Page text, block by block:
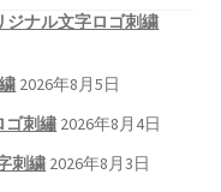
ジナル文字ロゴ刺繍
2026年8月5日
ゴ刺繡 2026年8月4日
刺繍 2026年8月3日